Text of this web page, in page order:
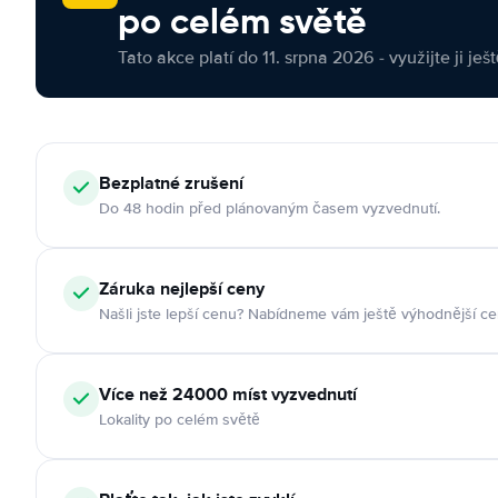
po celém světě
Tato akce platí do 11. srpna 2026 - využijte ji
Bezplatné zrušení
Do 48 hodin před plánovaným časem vyzvednutí.
Záruka nejlepší ceny
Našli jste lepší cenu? Nabídneme vám ještě výhodnější
Více než 24000 míst vyzvednutí
Lokality po celém světě